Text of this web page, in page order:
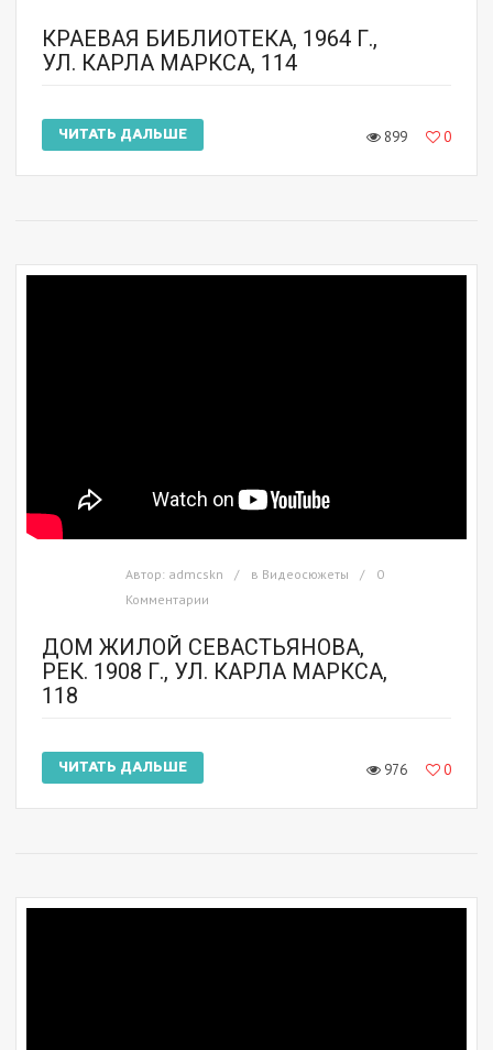
КРАЕВАЯ БИБЛИОТЕКА, 1964 Г.,
УЛ. КАРЛА МАРКСА, 114
ЧИТАТЬ ДАЛЬШЕ 899 0
Автор: admcskn в Видеосюжеты
0
Комментарии
ДОМ ЖИЛОЙ СЕВАСТЬЯНОВА,
РЕК. 1908 Г., УЛ. КАРЛА МАРКСА,
118
ЧИТАТЬ ДАЛЬШЕ 976 0